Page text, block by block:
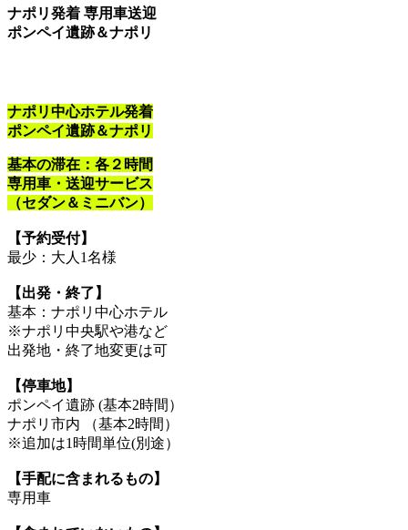
ナポリ発着 専用車送迎
ポンペイ遺跡＆ナポリ
ナポリ中心ホテル発着
ポンペイ遺跡＆ナポリ
基本の滞在：各２時間
専用車・送迎サービス
（セダン＆ミニバン）
【予約受付】
最少：大人1名様
【出発・終了】
基本：ナポリ中心ホテル
※ナポリ中央駅や港など
出発地・終了地変更は可
【停車地】
ポンペイ遺跡 (基本2時間）
ナポリ市内 （基本2時間）
※追加は1時間単位(別途）
【手配に含まれるもの】
専用車